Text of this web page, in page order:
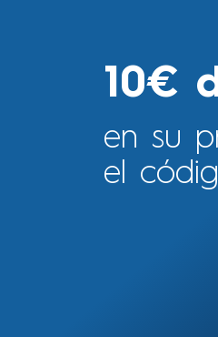
10€
en su
el